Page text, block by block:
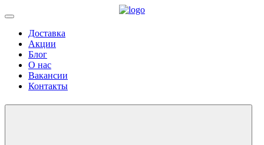
Доставка
Акции
Блог
О нас
Вакансии
Контакты